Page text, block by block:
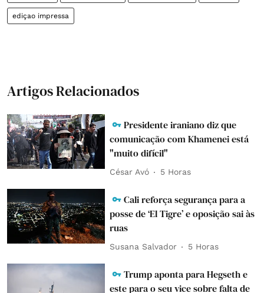
ediçao impressa
Artigos Relacionados
Presidente iraniano diz que
comunicação com Khamenei está
"muito difícil"
César Avó 5 Horas
Cali reforça segurança para a
posse de ‘El Tigre’ e oposição sai às
ruas
Susana Salvador 5 Horas
Trump aponta para Hegseth e
este para o seu vice sobre falta de